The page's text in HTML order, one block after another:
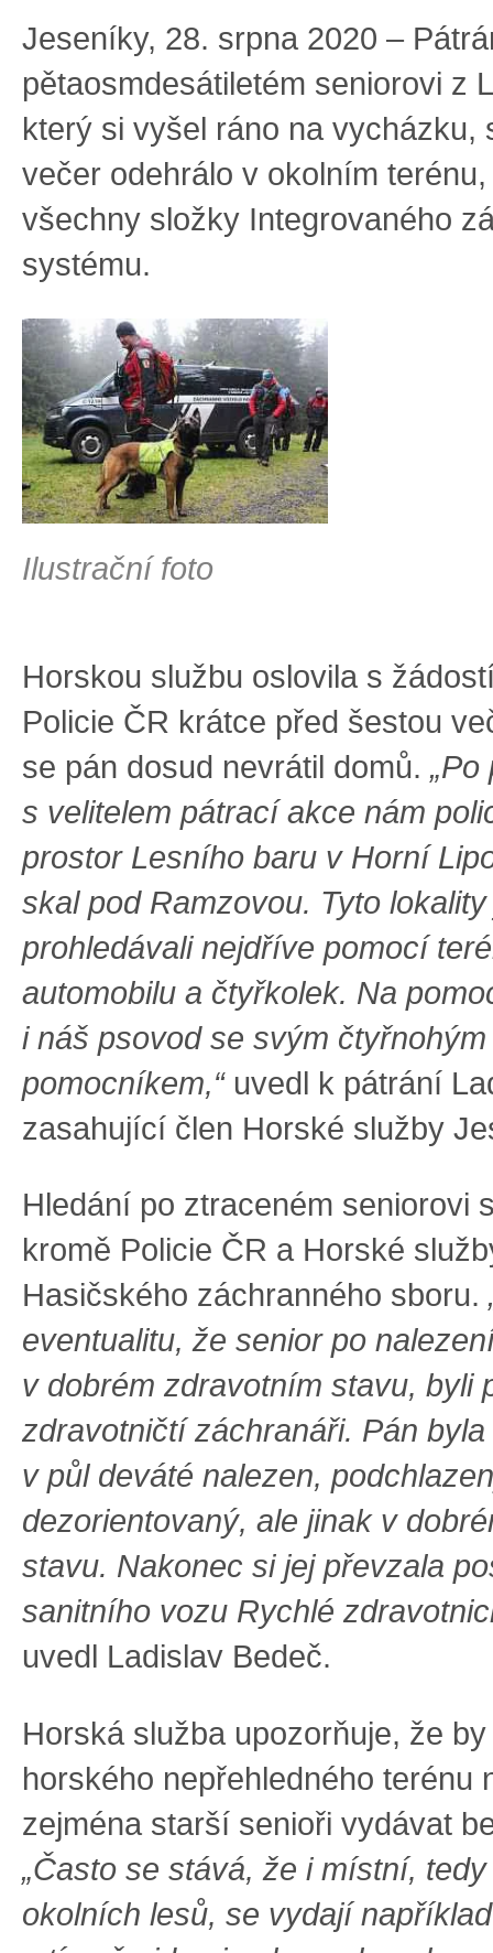
Jeseníky, 28. srpna 2020 –
pětaosmdesátiletém seniorovi z
který si vyšel ráno na vycházku,
večer odehrálo v okolním
všechny složky Integrovaného
systému.
Ilustrační foto
Horskou službu oslovila s
Policie ČR krátce před šestou
se pán dosud nevrátil domů. „Po
s velitelem pátrací akce nám
prostor Lesního baru v Horní
skal pod Ramzovou. Tyto
prohledávali nejdříve pomocí
automobilu a čtyřkolek. Na
i náš psovod se svým čtyřnohým
pomocníkem,“uvedl k pátrání
zasahující člen Horské služby
Hledání po ztraceném seniorovi
kromě Policie ČR a Horské
Hasičského záchranného sboru.
eventualitu, že senior po
v dobrém zdravotním stavu, byli
zdravotničtí záchranáři. Pán
v půl deváté nalezen,
dezorientovaný, ale jinak v
stavu. Nakonec si jej převzala
sanitního vozu Rychlé
uvedl Ladislav Bedeč.
Horská služba upozorňuje, že
horského nepřehledného terénu
zejména starší senioři vydávat
„Často se stává, že i místní,
okolních lesů, se vydají